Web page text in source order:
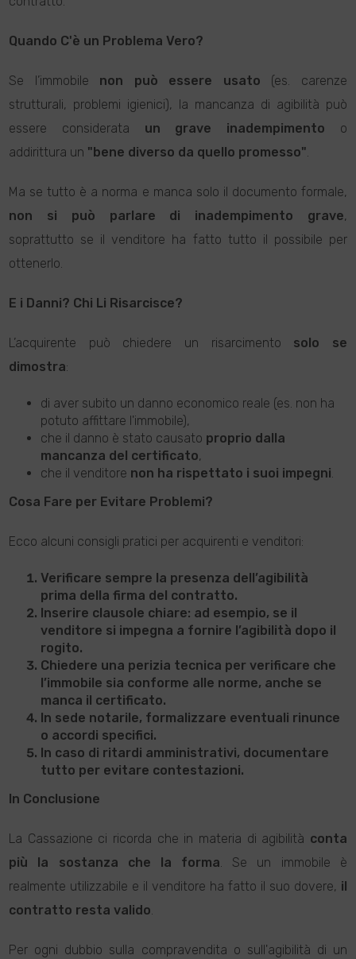
Quando C'è un Problema Vero?
Se l’immobile non può essere usato (es. carenze
strutturali, problemi igienici), la mancanza di agibilità può
essere considerata un grave inadempimento o
addirittura un "bene diverso da quello promesso".
Ma se tutto è a norma e manca solo il documento formale,
non si può parlare di inadempimento grave,
soprattutto se il venditore ha fatto tutto il possibile per
ottenerlo.
E i Danni? Chi Li Risarcisce?
L’acquirente può chiedere un risarcimento solo se
dimostra:
di aver subito un danno economico reale (es. non ha
potuto affittare l'immobile),
che il danno è stato causato proprio dalla
mancanza del certificato,
che il venditore non ha rispettato i suoi impegni.
Cosa Fare per Evitare Problemi?
Ecco alcuni consigli pratici per acquirenti e venditori:
Verificare sempre la presenza dell’agibilità
prima della firma del contratto.
Inserire clausole chiare: ad esempio, se il
venditore si impegna a fornire l’agibilità dopo il
rogito.
Chiedere una perizia tecnica per verificare che
l’immobile sia conforme alle norme, anche se
manca il certificato.
In sede notarile, formalizzare eventuali rinunce
o accordi specifici.
In caso di ritardi amministrativi, documentare
tutto per evitare contestazioni.
In Conclusione
La Cassazione ci ricorda che in materia di agibilità conta
più la sostanza che la forma. Se un immobile è
realmente utilizzabile e il venditore ha fatto il suo dovere, il
contratto resta valido.
Per ogni dubbio sulla compravendita o sull'agibilità di un